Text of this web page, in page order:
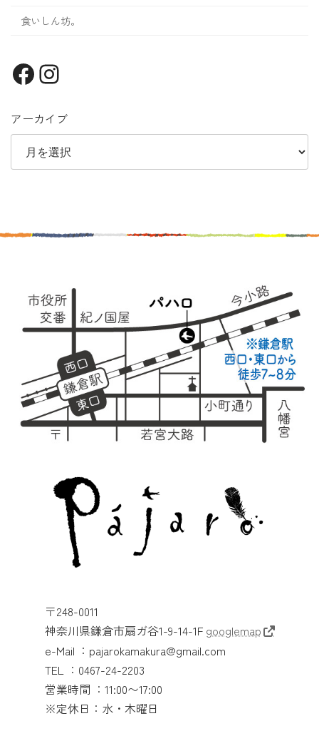
食いしん坊。
Facebook
Instagram
アーカイブ
〒248-0011
神奈川県鎌倉市扇ガ谷1-9-14-1F googlemap
e-Mail ：pajarokamakura@gmail.com
TEL ：0467-24-2203
営業時間 ：11:00〜17:00
※定休日：水・木曜日